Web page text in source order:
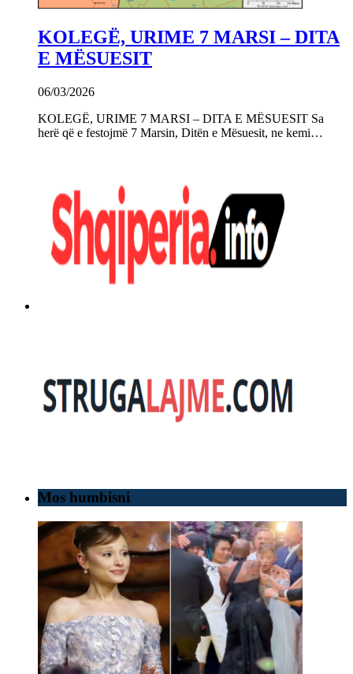
KOLEGË, URIME 7 MARSI – DITA
E MËSUESIT
06/03/2026
KOLEGË, URIME 7 MARSI – DITA E MËSUESIT Sa
herë që e festojmë 7 Marsin, Ditën e Mësuesit, ne kemi…
Mos humbisni